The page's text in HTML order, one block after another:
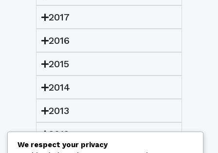
2017
2016
2015
2014
2013
2012
We respect your privacy